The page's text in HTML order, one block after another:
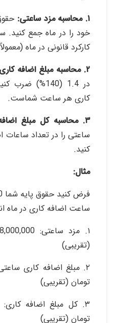
۱. محاسبه مزد ساعتی:
خود را در ماه جمع کنید.
کارکرد قانونی در ماه (معمولاً 192 ساعت) تقسیم کنید
۲. محاسبه مبلغ اضافه کاری ساعتی:
در 1.4 (140%)
کاری هر ساعت شماست.
۳. محاسبه کل مبلغ اضافه کاری:
ساعتی را در تعداد
کنید.
مثال:
ساعت اضافه کاری در ماه
(تقریبی)
تومان (تقریبی)
تومان (تقریبی)